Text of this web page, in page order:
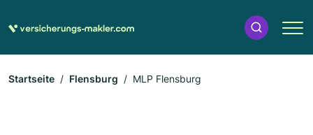
Startseite Flensburg MLP Flensburg